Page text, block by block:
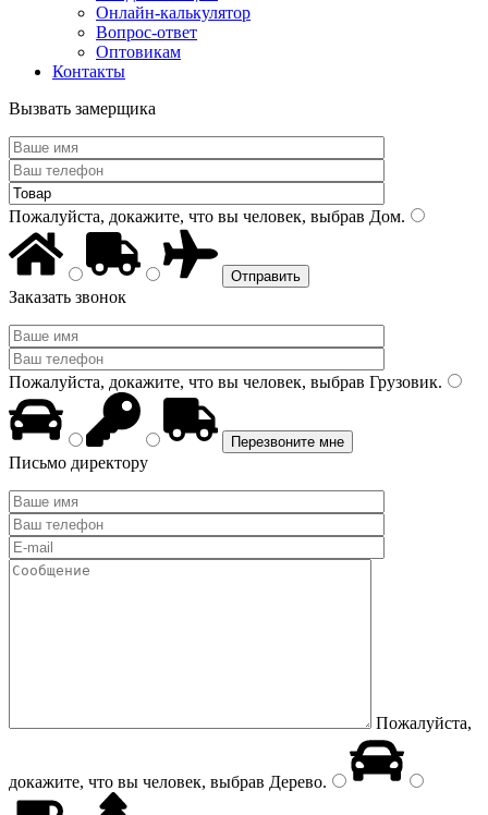
Онлайн-калькулятор
Вопрос-ответ
Оптовикам
Контакты
Вызвать замерщика
Пожалуйста, докажите, что вы человек, выбрав Дом.
Заказать звонок
Пожалуйста, докажите, что вы человек, выбрав Грузовик.
Письмо директору
Пожалуйста,
докажите, что вы человек, выбрав Дерево.